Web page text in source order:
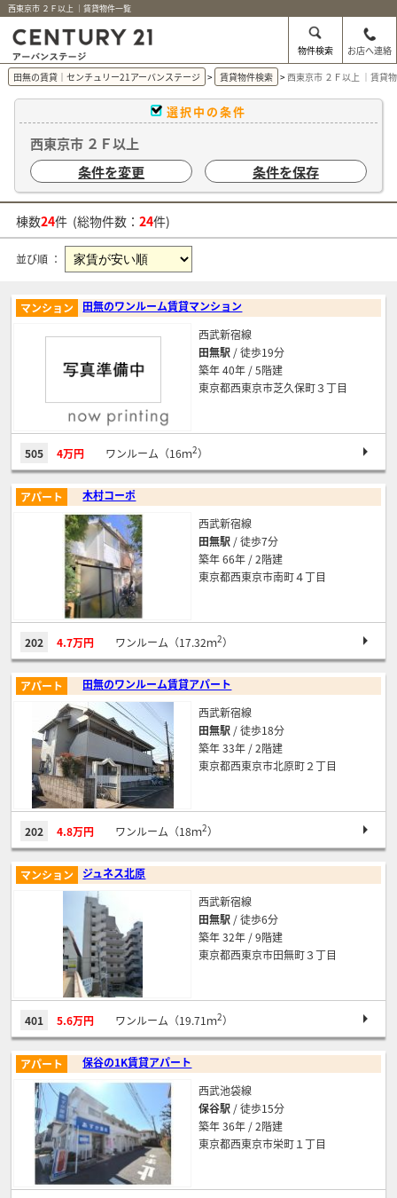
西東京市 ２Ｆ以上 ｜賃貸物件一覧
物件検索
お店へ連絡
田無の賃貸｜センチュリー21アーバンステージ
賃貸物件検索 西東京市 ２Ｆ以上 ｜賃貸
選択中の条件
西東京市 ２Ｆ以上
条件を変更
条件を保存
棟数24件 (総物件数： 24件)
並び順 ：
田無のワンルーム賃貸マンション
マンション
西武新宿線
田無駅 / 徒歩19分
築年 40年 / 5階建
東京都西東京市芝久保町３丁目
505 4万円 ワンルーム（16ｍ2）
木村コーポ
アパート
西武新宿線
田無駅 / 徒歩7分
築年 66年 / 2階建
東京都西東京市南町４丁目
202 4.7万円 ワンルーム（17.32ｍ2）
田無のワンルーム賃貸アパート
アパート
西武新宿線
田無駅 / 徒歩18分
築年 33年 / 2階建
東京都西東京市北原町２丁目
202 4.8万円 ワンルーム（18ｍ2）
ジュネス北原
マンション
西武新宿線
田無駅 / 徒歩6分
築年 32年 / 9階建
東京都西東京市田無町３丁目
401 5.6万円 ワンルーム（19.71ｍ2）
保谷の1K賃貸アパート
アパート
西武池袋線
保谷駅 / 徒歩15分
築年 36年 / 2階建
東京都西東京市栄町１丁目